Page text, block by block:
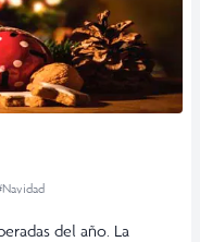
del año. La